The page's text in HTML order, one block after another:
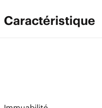
Caractéristique